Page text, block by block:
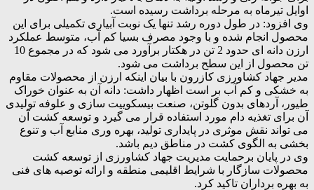
اوایل تیرماه به مرحله برداشت رسیده است.
وی افزود: در طول دوره رشد تنها یک نوبت آبیاری تکمیلی برای این
محصول انجام شده و با وجود مصرف بسیا کم آب، متوسط عملکرد
ارزن دانه ای حدود 2 تن در هکتار برآورد می شود که در مجموع 10
تن محصول از این سطح برداشت می شود.
مدیر جهاد کشاورزی کازرون با بیان اینکه ارزن از محصولات مقاوم
به خشکی و کم آب بر است اظهار داشت: دانه آن به عنوان خوراک
طیور، آردهای بدون گلوتن، صنعت بیسکوییت سازی و علوفه تولیدی
آن برای تغذیه دام مورد استفاده قرار می گیرد و توسعه کشت آن
می تواند نقش موثری در پایداری تولید، بهره وری منابع آب و تنوع
بخشی به الگوی کشت در مناطق دیم باشد.
وی در پایان برحمایت مدیریت جهاد کشاورزی از توسعه کشت
محصولات سازگار با شرایط اقلیمی منطقه و ارائه توصیه های فنی
به بهره برداران تاکید کرد.